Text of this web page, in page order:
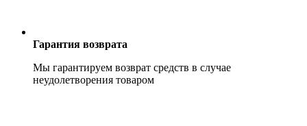
Гарантия возврата
Мы гарантируем возврат средств в случае
неудолетворения товаром